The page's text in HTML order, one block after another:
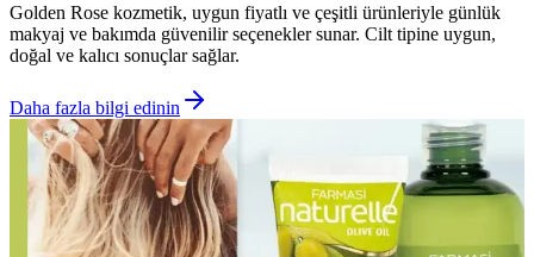
Golden Rose kozmetik, uygun fiyatlı ve çeşitli ürünleriyle günlük
makyaj ve bakımda güvenilir seçenekler sunar. Cilt tipine uygun,
doğal ve kalıcı sonuçlar sağlar.
Daha fazla bilgi edinin